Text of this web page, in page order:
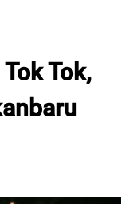
Tok,